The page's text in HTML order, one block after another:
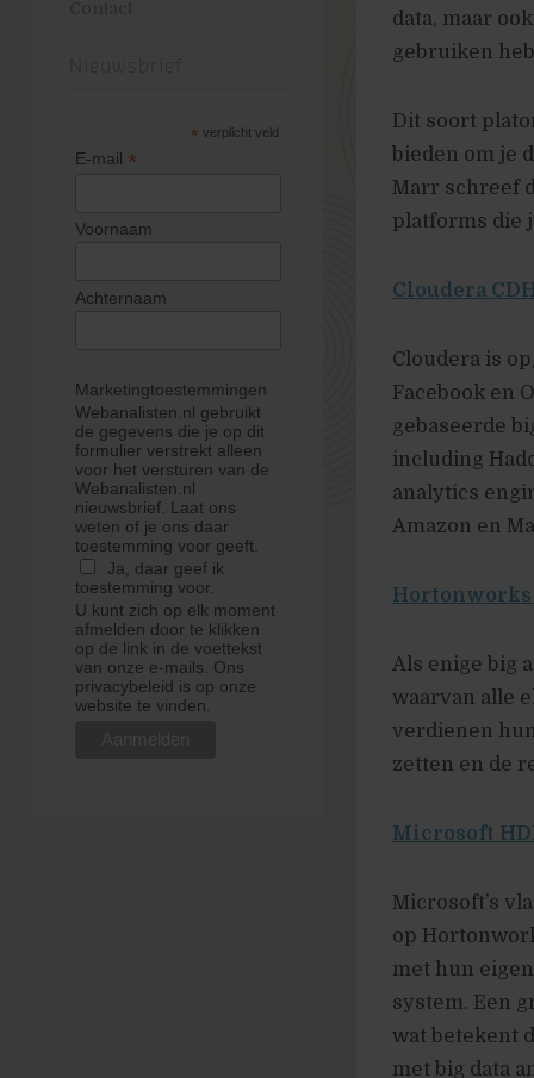
* verplicht veld
E-mail *
Voornaam
Achternaam
Marketingtoestemmingen
Webanalisten.nl gebruikt
de gegevens die je op dit
formulier verstrekt alleen
voor het versturen van de
Webanalisten.nl
nieuwsbrief. Laat ons
weten of je ons daar
toestemming voor geeft.
Ja, daar geef ik
toestemming voor.
U kunt zich op elk moment
afmelden door te klikken
op de link in de voettekst
van onze e-mails. Ons
privacybeleid is op onze
website te vinden.
data, maar
gebruiken
Dit soort
bieden om je
Marr schreef
platforms die
Cloudera
Cloudera is
Facebook en
gebaseerde
including
analytics
Amazon en
Hortonworks
Als enige big
waarvan alle
verdienen
zetten en de
Microsoft
Microsoft’s
op
met hun
system. Een
wat betekent
met big data